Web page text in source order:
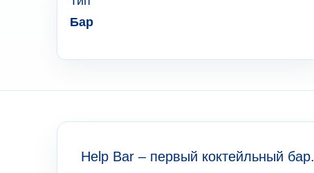
Бар
Help Bar – первый коктейльный бар.